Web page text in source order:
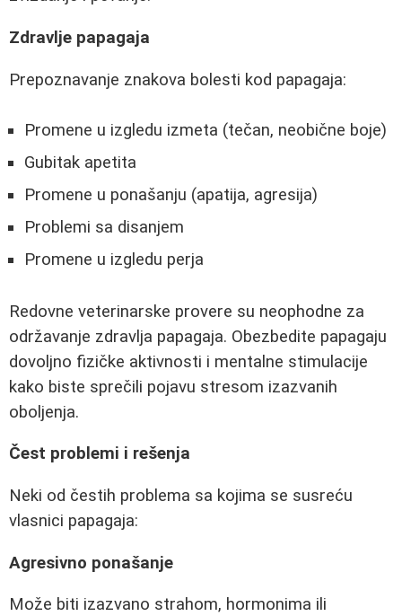
Zdravlje papagaja
Prepoznavanje znakova bolesti kod papagaja:
Promene u izgledu izmeta (tečan, neobične boje)
Gubitak apetita
Promene u ponašanju (apatija, agresija)
Problemi sa disanjem
Promene u izgledu perja
Redovne veterinarske provere su neophodne za
održavanje zdravlja papagaja. Obezbedite papagaju
dovoljno fizičke aktivnosti i mentalne stimulacije
kako biste sprečili pojavu stresom izazvanih
oboljenja.
Čest problemi i rešenja
Neki od čestih problema sa kojima se susreću
vlasnici papagaja:
Agresivno ponašanje
Može biti izazvano strahom, hormonima ili